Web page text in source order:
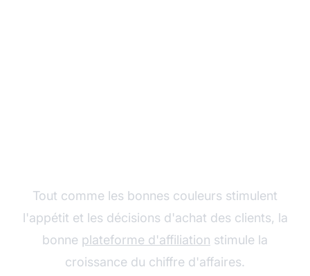
Tout comme les bonnes couleurs stimulent
l'appétit et les décisions d'achat des clients, la
bonne plateforme d'affiliation stimule la
croissance du chiffre d'affaires.